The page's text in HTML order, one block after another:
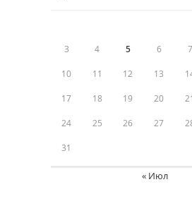
3 4 5 6 7
10 11 12 13
17 18 19 20 21
24 25 26 27
31
« Июл